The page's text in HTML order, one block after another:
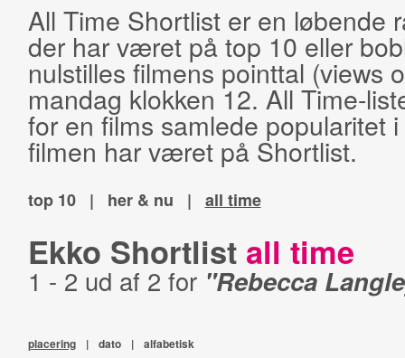
All Time Shortlist er en løbende
der har været på top 10 eller
nulstilles filmens pointtal (views
mandag klokken 12. All Time-
for en films samlede popularitet
filmen har været på Shortlist.
top 10 | her & nu | all time
Ekko Shortlist all time
1 - 2 ud af 2 for "Rebecca
placering | dato | alfabetisk